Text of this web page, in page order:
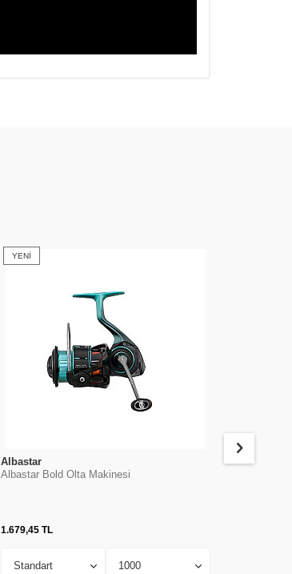
YENI
Albastar
Albastar Bold Olta Makinesi
1.679,45TL
Penn